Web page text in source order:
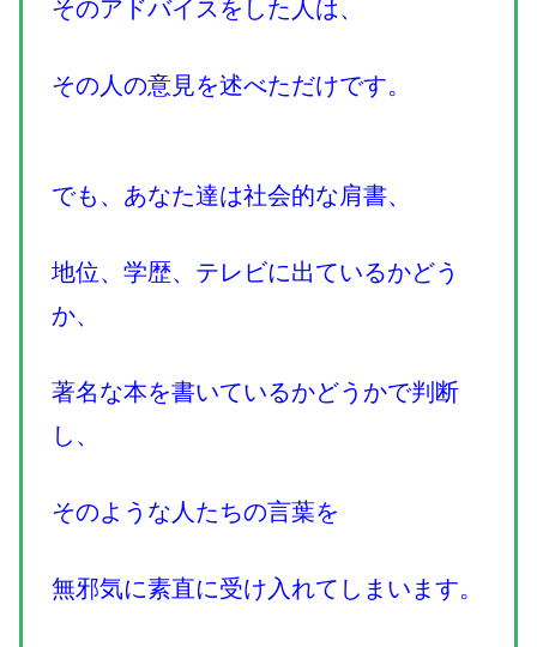
そのアドバイスをした人は、
その人の意見を述べただけです。
でも、あなた達は社会的な肩書、
地位、学歴、テレビに出ているかどう
か、
著名な本を書いているかどうかで判断
し、
そのような人たちの言葉を
無邪気に素直に受け入れてしまいます。